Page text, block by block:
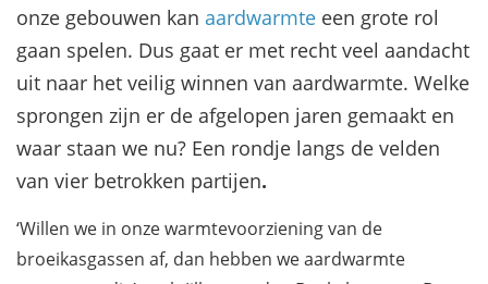
onze gebouwen kan aardwarmte een grote rol
gaan spelen. Dus gaat er met recht veel aandacht
uit naar het veilig winnen van aardwarmte. Welke
sprongen zijn er de afgelopen jaren gemaakt en
waar staan we nu? Een rondje langs de velden
van vier betrokken partijen.
‘Willen we in onze warmtevoorziening van de
broeikasgassen af, dan hebben we aardwarmte